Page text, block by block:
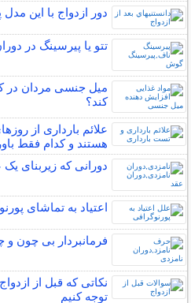
دور ازدواج با این
تتو یا پیرسینگ در
میل جنسی مردان در
کند؟
علائم بارداری از
هستند و کدام فقط
دورانی که زیربنای
اعتیاد به تماشای
فرمانبردار بی چون و
نکاتی که قبل از
توجه کنیم